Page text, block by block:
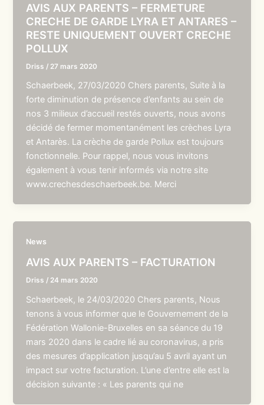
AVIS AUX PARENTS – FERMETURE
CRECHE DE GARDE LYRA ET ANTARES –
RESTE UNIQUEMENT OUVERT CRECHE
POLLUX
Driss / 27 mars 2020
Schaerbeek, 27/03/2020 Chers parents, Suite à la
forte diminution de présence d’enfants au sein de
nos 3 milieux d’accueil restés ouverts, nous avons
décidé de fermer momentanément les crèches Lyra
et Antarès. La crèche de garde Pollux est toujours
fonctionnelle. Pour rappel, nous vous invitons
également à vous tenir informés via notre site
www.crechesdeschaerbeek.be. Merci
News
AVIS AUX PARENTS – FACTURATION
Driss / 24 mars 2020
Schaerbeek, le 24/03/2020 Chers parents, Nous
tenons à vous informer que le Gouvernement de la
Fédération Wallonie-Bruxelles en sa séance du 19
mars 2020 dans le cadre lié au coronavirus, a pris
des mesures d’application jusqu’au 5 avril ayant un
impact sur votre facturation. L’une d’entre elle est la
décision suivante : « Les parents qui ne